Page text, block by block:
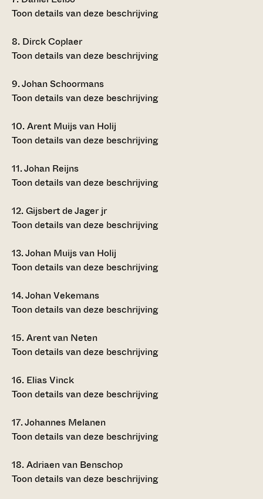
Toon details van deze beschrijving
8. Dirck Coplaer
Toon details van deze beschrijving
9.Johan Schoormans
Toon details van deze beschrijving
10.Arent Muijs van Holij
Toon details van deze beschrijving
11.Johan Reijns
Toon details van deze beschrijving
12.Gijsbert de Jager jr
Toon details van deze beschrijving
13.Johan Muijs van Holij
Toon details van deze beschrijving
14.Johan Vekemans
Toon details van deze beschrijving
15.Arent van Neten
Toon details van deze beschrijving
16. Elias Vinck
Toon details van deze beschrijving
17.Johannes Melanen
Toon details van deze beschrijving
18.Adriaen van Benschop
Toon details van deze beschrijving